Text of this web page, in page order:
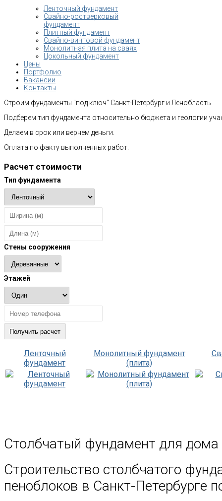
Ленточный фундамент
Свайно-ростверковый
фундамент
Плитный фундамент
Свайно-винтовой фундамент
Монолитная плита на сваях
Цокольный фундамент
Цены
Портфолио
Вакансии
Контакты
Строим фундаменты "под ключ" Санкт-Петербург и Ленобласть
Подберем тип фундамента относительно бюджета и геологии
Делаем в срок или вернем деньги.
Оплата по факту выполненных работ.
Расчет стоимости
Тип фундамента
Стены сооружения
Этажей
Ленточный
фундамент
Монолитный фундамент
(плита)
Столбчатый фундамент для дома
Строительство столбчатого
пеноблоков в Санкт-Петербурге